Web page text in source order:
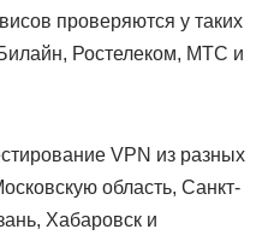
проверяются у таких
Ростелеком, МТС и
VPN из разных
область, Санкт-
Хабаровск и